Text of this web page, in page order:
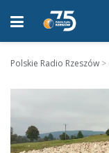
Polskie Radio Rzeszów >